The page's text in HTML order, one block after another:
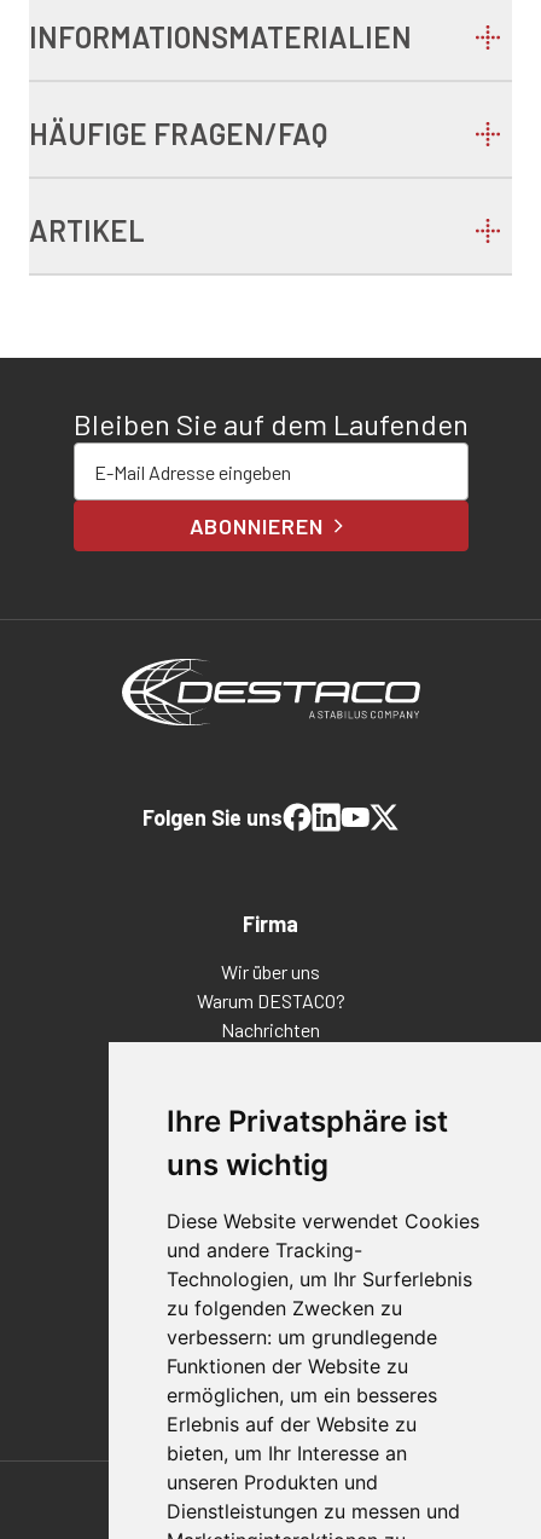
Ihre Privatsphäre ist
uns wichtig
Diese Website verwendet Cookies
und andere Tracking-
Technologien, um Ihr Surferlebnis
zu folgenden Zwecken zu
verbessern: um grundlegende
Funktionen der Website zu
ermöglichen, um ein besseres
Erlebnis auf der Website zu
bieten, um Ihr Interesse an
unseren Produkten und
Dienstleistungen zu messen und
INFORMATIONSMATERIALIEN
HÄUFIGE FRAGEN/FAQ
ARTIKEL
Bleiben Sie auf dem Laufenden
ABONNIEREN
Firma
Wir über uns
Warum DESTACO?
Nachrichten
Standorte
Qualitätsaussage
Kontakt
Vertriebspartnerfinder
Häufig gestellte Fragen
Datenschutz-Bestimmungen
Nutzungsbedingungen
Richtlinien/AGBs
Folgen Sie uns
Also of Interest
Automation Solutions